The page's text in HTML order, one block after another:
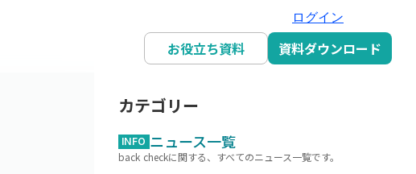
ログイン
お役立ち資料 資料ダウンロード
カテゴリー
INFO ニュース一覧
back checkに関する、すべてのニュース一覧です。